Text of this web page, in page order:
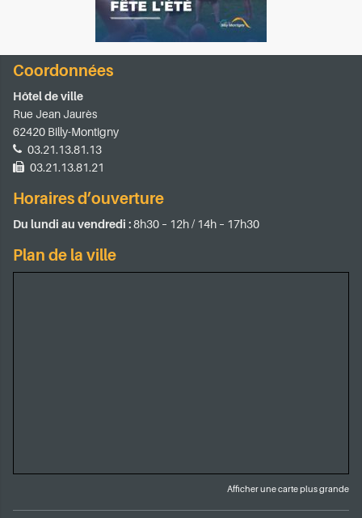
Coordonnées
Hôtel de ville
Rue Jean Jaurès
62420 Billy-Montigny
03.21.13.81.13
03.21.13.81.21
Horaires d’ouverture
Du lundi au vendredi :8h30 – 12h / 14h – 17h30
Plan de la ville
Afficher une carte plus grande